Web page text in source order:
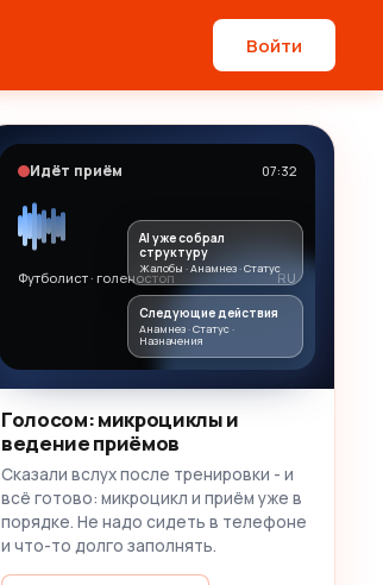
Войти
Идёт приём 07:32
Футболист · голеностоп RU
AI уже собрал
структуру
Жалобы · Анамнез · Статус
Следующие действия
Анамнез · Статус ·
Назначения
Голосом: микроциклы и
ведение приёмов
Сказали вслух после тренировки - и
всё готово: микроцикл и приём уже в
порядке. Не надо сидеть в телефоне
и что-то долго заполнять.